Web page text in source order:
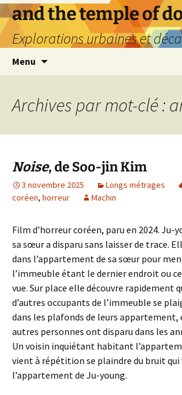
Aller
au
contenu
and the temple of
Explorations urbaines et
Menu
Archives par mot-clé :
Noise, de Soo-jin Kim
3 novembre 2025 Longs métrages
coréen, horreur Machin
Film d’horreur coréen, paru en 2024. Ju-
sa sœur a disparu sans laisser de trace.
dans l’appartement de sa sœur pour
l’immeuble étant le dernier endroit ou
vue. Sur place elle découvre rapidement
d’autres occupants de l’immeuble se
dans les plafonds de leurs appartement,
autres personnes ont disparu dans les
Un voisin inquiétant habitant
vient à répétition se plaindre du bruit qui
l’appartement de Ju-young.